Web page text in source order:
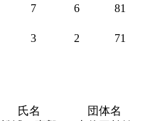
7 6 81
3 2 71
氏名
団体名